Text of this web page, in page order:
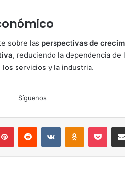
sobre las perspectivas de
, reduciendo la dependencia de
servicios y la industria.
Síguenos
PinterestReddit VKontakteOdnoklassniki